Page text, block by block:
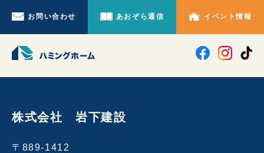
お問い合わせ あおぞら通信 イベント情報
株式会社 岩下建設
〒889-1412